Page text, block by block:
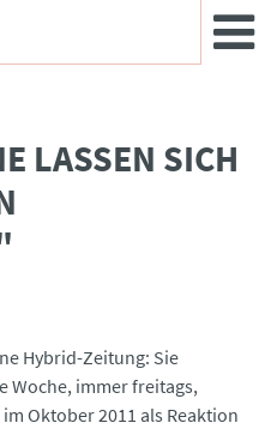
LASSEN SICH
Hybrid-Zeitung: Sie
Woche, immer freitags,
Oktober 2011 als Reaktion